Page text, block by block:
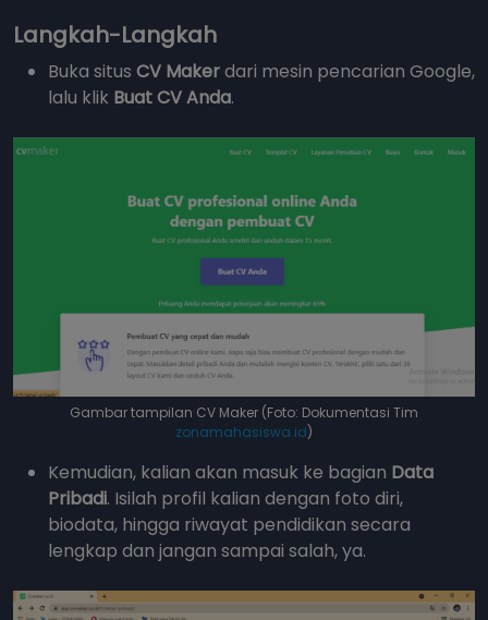
Langkah-Langkah
Buka situs CV Makerdari mesin pencarian Google,
lalu klik Buat CV Anda.
Gambar tampilan CV Maker (Foto: Dokumentasi Tim
zonamahasiswa.id)
Kemudian, kalian akan masuk ke bagian Data
Pribadi. Isilah profil kalian dengan foto diri,
biodata, hingga riwayat pendidikan secara
lengkap dan jangan sampai salah, ya.